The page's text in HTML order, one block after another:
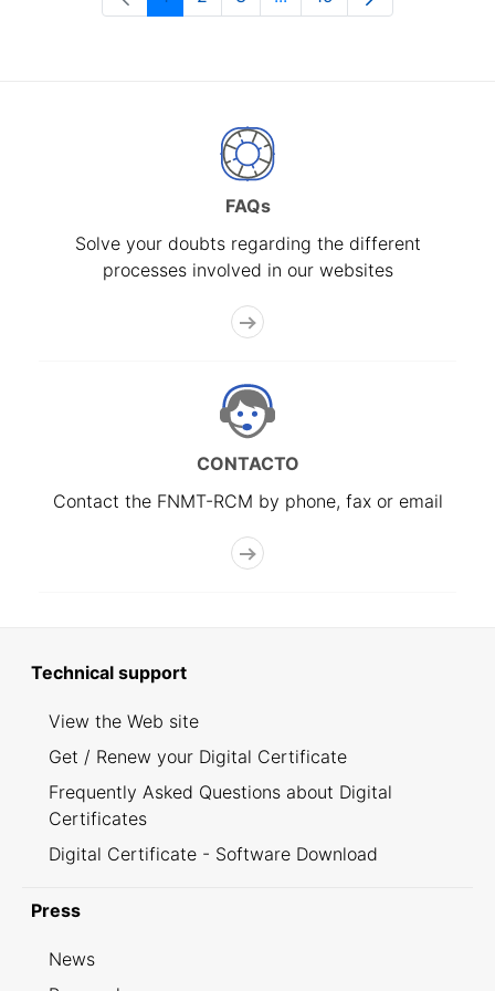
PagePagePageIntermediate Pages Use
Page
FAQs
Solve your doubts regarding the different
processes involved in our websites
CONTACTO
Contact the FNMT-RCM by phone, fax or email
Technical support
View the Web site
Get / Renew your Digital Certificate
Frequently Asked Questions about Digital
Certificates
Digital Certificate - Software Download
Press
News